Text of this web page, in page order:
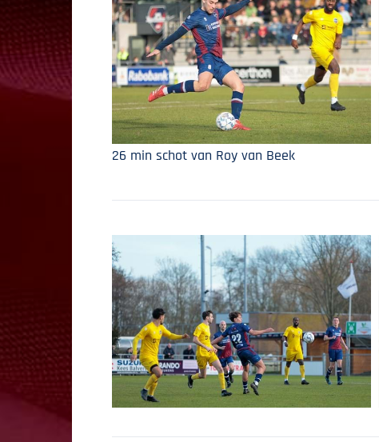
26 min schot van Roy van Beek